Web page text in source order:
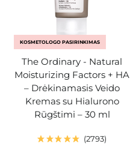
KOSMETOLOGO PASIRINKIMAS
The Ordinary - Natural
Moisturizing Factors + HA
– Drėkinamasis Veido
Kremas su Hialurono
Rūgštimi – 30 ml
2793